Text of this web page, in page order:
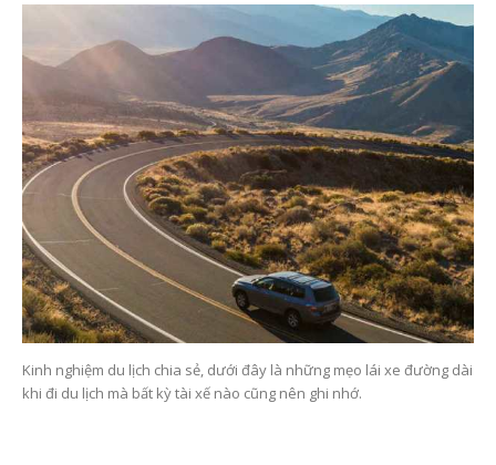
Kinh nghiệm du lịch chia sẻ, dưới đây là những mẹo lái xe đường dài
khi đi du lịch mà bất kỳ tài xế nào cũng nên ghi nhớ.